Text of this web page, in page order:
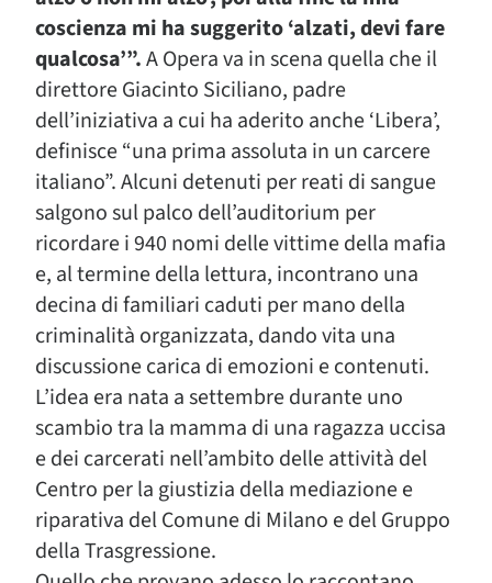
coscienza mi ha suggerito ‘alzati, devi fare
qualcosa’”.A Opera va in scena quella che il
direttore Giacinto Siciliano, padre
dell’iniziativa a cui ha aderito anche ‘Libera’,
definisce “una prima assoluta in un carcere
italiano”. Alcuni detenuti per reati di sangue
salgono sul palco dell’auditorium per
ricordare i 940 nomi delle vittime della mafia
e, al termine della lettura, incontrano una
decina di familiari caduti per mano della
criminalità organizzata, dando vita una
discussione carica di emozioni e contenuti.
L’idea era nata a settembre durante uno
scambio tra la mamma di una ragazza uccisa
e dei carcerati nell’ambito delle attività del
Centro per la giustizia della mediazione e
riparativa del Comune di Milano e del Gruppo
della Trasgressione.